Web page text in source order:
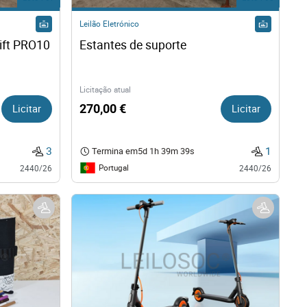
PRO10
Licitar
3
2440/26
Leilão Eletrónico
Licitação atual
270,00 € Licitar
Termina em5d 1h 39m 38s 1
Portugal 2440/26